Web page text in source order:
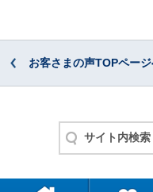
お客さまの声TOPペー